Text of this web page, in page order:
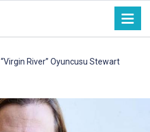
“Virgin River” Oyuncusu Stewart